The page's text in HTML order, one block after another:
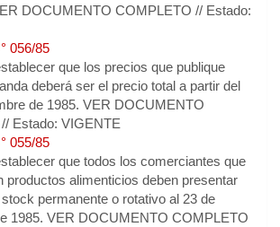
DOCUMENTO COMPLETO // Estado:
056/85
que los precios que publique
deberá ser el precio total a partir del
de 1985. VER DOCUMENTO
Estado: VIGENTE
055/85
que todos los comerciantes que
productos alimenticios deben presentar
permanente o rotativo al 23 de
1985. VER DOCUMENTO COMPLETO